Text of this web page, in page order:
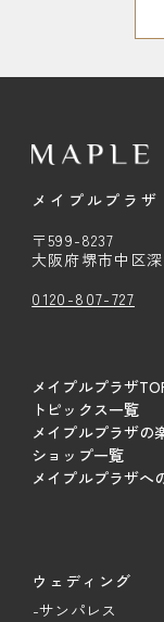
メイプルプラザ
〒599-8237
大阪府堺市中区
0120-807-727
メイプルプラザ
トピックス一覧
メイプルプラザの
ショップ一覧
メイプルプラザへ
ウェディング
-サンパレス